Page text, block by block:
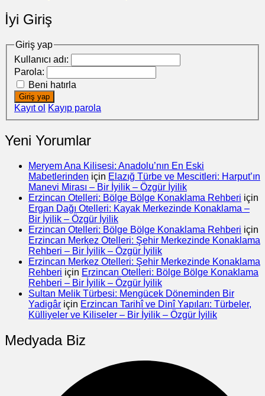
İyi Giriş
Giriş yap
Kullanıcı adı:
Parola:
Beni hatırla
Giriş yap
Kayıt ol Kayıp parola
Yeni Yorumlar
Meryem Ana Kilisesi: Anadolu’nın En Eski
Mabetlerinden için Elazığ Türbe ve Mescitleri: Harput’ın
Manevi Mirası – Bir İyilik – Özgür İyilik
Erzincan Otelleri: Bölge Bölge Konaklama Rehberi için
Ergan Dağı Otelleri: Kayak Merkezinde Konaklama –
Bir İyilik – Özgür İyilik
Erzincan Otelleri: Bölge Bölge Konaklama Rehberi için
Erzincan Merkez Otelleri: Şehir Merkezinde Konaklama
Rehberi – Bir İyilik – Özgür İyilik
Erzincan Merkez Otelleri: Şehir Merkezinde Konaklama
Rehberi için Erzincan Otelleri: Bölge Bölge Konaklama
Rehberi – Bir İyilik – Özgür İyilik
Sultan Melik Türbesi: Mengücek Döneminden Bir
Yadigâr için Erzincan Tarihî ve Dinî Yapıları: Türbeler,
Külliyeler ve Kiliseler – Bir İyilik – Özgür İyilik
Medyada Biz